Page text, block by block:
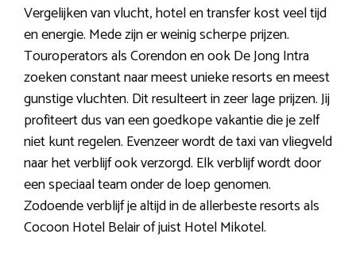
Vergelijken van vlucht, hotel en transfer kost veel tijd
en energie. Mede zijn er weinig scherpe prijzen.
Touroperators als Corendon en ook De Jong Intra
zoeken constant naar meest unieke resorts en meest
gunstige vluchten. Dit resulteert in zeer lage prijzen. Jij
profiteert dus van een goedkope vakantie die je zelf
niet kunt regelen. Evenzeer wordt de taxi van vliegveld
naar het verblijf ook verzorgd. Elk verblijf wordt door
een speciaal team onder de loep genomen.
Zodoende verblijf je altijd in de allerbeste resorts als
Cocoon Hotel Belair of juist Hotel Mikotel.